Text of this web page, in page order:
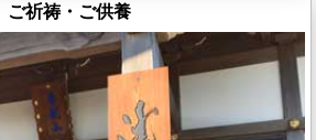
ご祈祷・ご供養